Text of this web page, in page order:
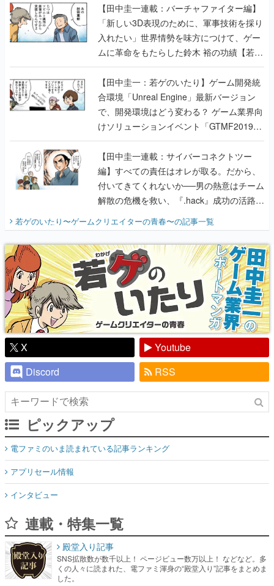
【田中圭一連載：バーチャファイター編】
「新しい3D表現のために、軍事技術を採り
入れたい」世界情勢を味方につけて、ゲー
ムに革命をもたらした鈴木 裕の功績【若ゲ
のいたり】
【田中圭一：若ゲのいたり】ゲーム開発統
合環境「Unreal Engine」最新バージョン
で、開発環境はどう変わる？ ゲーム業界向
けソリューションイベント「GTMF2019」
に行って、より理解を深めよう【PR】
【田中圭一連載：サイバーコネクトツー
編】すべての責任はオレが取る。だから、
付いてきてくれないか──男の熱意はチーム
解散の危機を救い、『.hack』成功の活路を
開く。業界の快男児・松山 洋に流れる血は
『少年ジャンプ』色だった【若ゲのいた
り】
若ゲのいたり〜ゲームクリエイターの青春〜の記事一覧
X
Youtube
Discord
RSS
ピックアップ
電ファミのいま読まれている記事ランキング
アプリセール情報
インタビュー
連載・特集一覧
殿堂入り記事
SNS拡散数が数千以上！ ページビュー数万以上！ などなど。多
くの人々に読まれた、電ファミ渾身の“殿堂入り”記事をまとめま
した。